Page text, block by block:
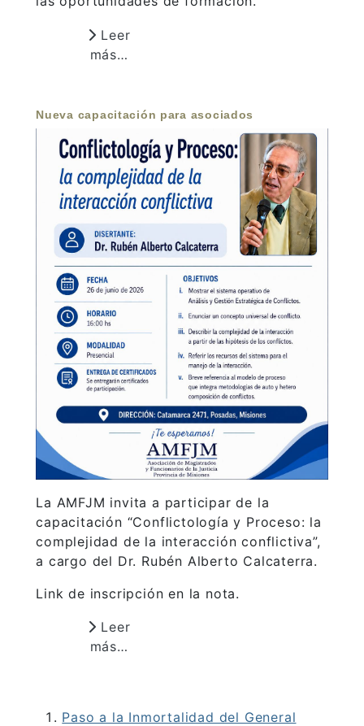
Leer
más…
Nueva capacitación para asociados
La AMFJM invita a participar de la
capacitación “Conflictología y Proceso: la
complejidad de la interacción conflictiva”,
a cargo del Dr. Rubén Alberto Calcaterra.
Link de inscripción en la nota.
Leer
más…
Paso a la Inmortalidad del General